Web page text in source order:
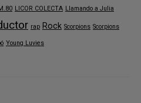
LICOR COLECTA Llamando a Julia
rap Rock Scorpions Scorpions
Young Luvies